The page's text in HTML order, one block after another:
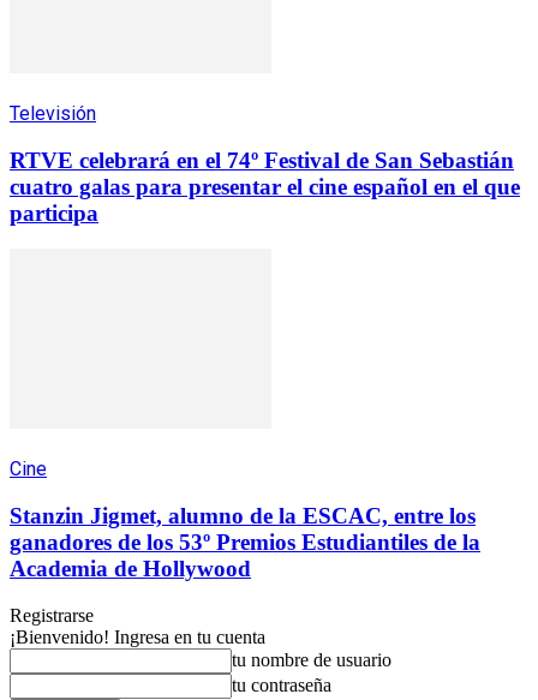
Televisión
RTVE celebrará en el 74º Festival de San Sebastián
cuatro galas para presentar el cine español en el que
participa
Cine
Stanzin Jigmet, alumno de la ESCAC, entre los
ganadores de los 53º Premios Estudiantiles de la
Academia de Hollywood
Registrarse
¡Bienvenido! Ingresa en tu cuenta
tu nombre de usuario
tu contraseña